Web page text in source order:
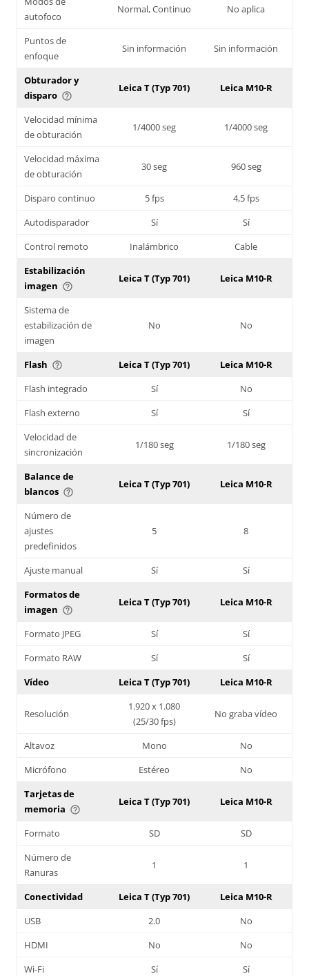
autofoco
Normal, Continuo No aplica
Puntos de
enfoque
Sin información Sin información
Obturador y
disparo help_outline
Leica T (Typ 701) Leica M10-R
Velocidad mínima
de obturación
1/4000 seg 1/4000 seg
Velocidad máxima
de obturación
30 seg 960 seg
Disparo continuo 5 fps
4,5 fps
Autodisparador
Sí
Sí
Control remoto
Inalámbrico
Cable
Estabilización
imagen help_outline
Leica T (Typ 701) Leica M10-R
Sistema de
estabilización de
imagen
No No
Flash help_outline Leica T (Typ 701)
Leica M10-R
Flash integrado
Sí
No
Flash externo
Sí
Sí
Velocidad de
sincronización
1/180 seg 1/180 seg
Balance de
blancos help_outline
Leica T (Typ 701) Leica M10-R
Número de
ajustes
predefinidos
5 8
Ajuste manual Sí
Sí
Formatos de
imagen help_outline
Leica T (Typ 701) Leica M10-R
Formato JPEG Sí
Sí
Formato RAW
Sí
Sí
Vídeo
Leica T (Typ 701) Leica M10-R
Resolución
1.920 x 1.080
(25/30 fps)
No graba vídeo
Altavoz Mono
No
Micrófono
Estéreo
No
Tarjetas de
memoria help_outline
Leica T (Typ 701) Leica M10-R
Formato SD
SD
Número de
Ranuras
1 1
Conectividad Leica T (Typ 701)
Leica M10-R
USB
2.0
No
HDMI
No
No
Wi-Fi
Sí
Sí